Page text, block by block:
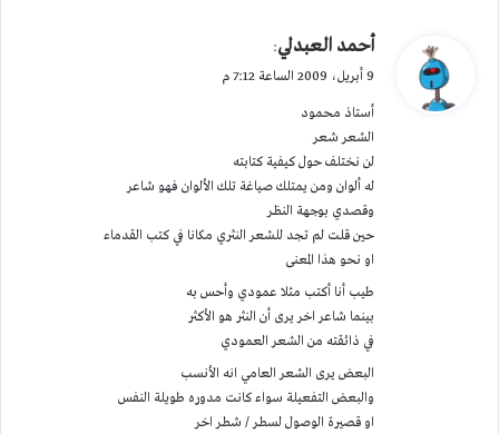
ي
ل
أحمد العبدلي:
9 أبريل، 2009 الساعة 7:12 م
أستاذ محمود
الشعر شعر
لن نختلف حول كيفية كتابته
له ألوان ومن يمتلك صياغة تلك الألوان فهو شاعر
وقصدي بوجهة النظر
حين قلت لم تجد للشعر النثري مكانا في كتب القدماء
او نحو هذا المعنى
طيب أنا أكتب مثلا عمودي وأحس به
بينما شاعر اخر يرى أن النثر هو الأكثر
في ذائقته من الشعر العمودي
البعض يرى الشعر العامي انه الأنسب
والبعض التفعيلة سواء كانت مدوره طويلة النفس
او قصيرة الوصول لسطر / شطر اخر